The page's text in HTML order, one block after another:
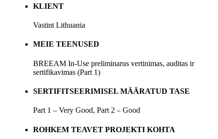
KLIENT
Vastint Lithuania
MEIE TEENUSED
BREEAM In-Use preliminarus vertinimas, auditas ir
sertifikavimas (Part 1)
SERTIFITSEERIMISEL MÄÄRATUD TASE
Part 1 – Very Good, Part 2 – Good
ROHKEM TEAVET PROJEKTI KOHTA